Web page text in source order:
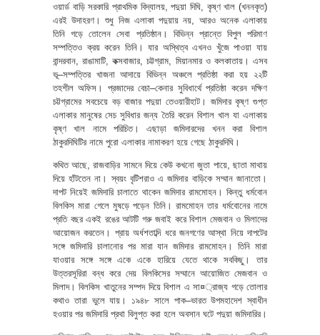
ওয়ার্ড বাড়ি সরকারি প্রাথমিক বিদ্যালয়, পদুয়া দিঘি, কৃষ্ণ খাল (খননকৃত)
এরই উদাহরণ। শুধু নিজ এলাকা পদুয়ায় নয়, আরও অনেক এলাকায়
তিনি গড়ে তোলেন সেবা প্রতিষ্ঠান। বিভিন্ন প্রান্তে বিপুল পরিমাণ
সম্পত্তিও ক্রয় করেন তিনি। যার অস্থিত্ব এখনও খুঁজে পাওয়া যায়
বান্দরবান, রাঙামাটি, কক্সবাজার, চট্টগ্রাম, মিয়ানমার ও কলকাতায়। এসব
ভূ–সম্পত্তির খাজনা আদায়ে বিভিন্ন অঞ্চলে প্রতিষ্ঠা করা হয় ২২টি
তহশীল অফিস। প্রজাদের বেচা–কেনার সুবিধার্থে প্রতিষ্ঠা করেন দক্ষিণ
চট্টগ্রামের সবচেয়ে বড় বাজার পদুয়া তেওয়ারীহাট। জমিদার কৃষ্ণ গুপ্ত
এলাকার মানুষের সেচ সুবিধার জন্য তৈরি করেন বিশাল খাল যা এলাকায়
কৃষ্ণ খাল নামে পরিচিত। এছাড়া জমিদারদের খনন করা বিশাল
ঠাকুরদিঘিটির নামে পুরো এলাকার নামাকরণ হয়ে গেছে ঠাকুরদিঘি।
কথিত আছে, রাজবাড়ির সামনে দিয়ে কেউ কখনো জুতা পায়ে, ছাতা মাথায়
দিয়ে হাঁটতেন না। স্বয়ং বৃটিশরাও এ জমিদার বাড়িকে সম্মান জানাতো।
দাপট নিয়েই জমিদারি চালাতে থাকেন জমিদার রামমোহন। কিন্তু ধর্মবোন
বিলকিস মারা গেলে মুষড়ে পড়েন তিনি। রামমোহন তার ধর্মবোনের নামে
প্রতি বছর একই রঙের আটটি গরু জবাই করে বিশাল মেজবান ও মিলাদের
আয়োজন করতেন। প্রায় অর্ধশতাব্দি ধরে জনগণের আস্থা নিয়ে দাপটের
সঙ্গে জমিদারি চালানোর পর মারা যান জমিদার রামমোহন। তিনি মারা
যাওয়ার সঙ্গে সঙ্গে একে একে হারিয়ে যেতে থাকে সবকিছু। তার
উত্তরসূরিরা বন্ধ করে দেয় বিলকিসের সম্মানে আয়োজিত মেজবান ও
মিলাদ। বিলকিস খাতুনের সম্পদ দিয়ে বিশাল এ সা¤্রাজ্য গড়ে তোলার
কথাও তারা ভুলে যায়। ১৯৪৮ সালে পাক–ভারত উপমহাদেশ স্বাধীন
হওয়ার পর জমিদারি প্রথা বিলুপ্ত করা হলে অবসান ঘটে পদুয়া জমিদারির।